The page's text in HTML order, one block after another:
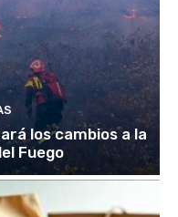
los cambios a la
Fuego